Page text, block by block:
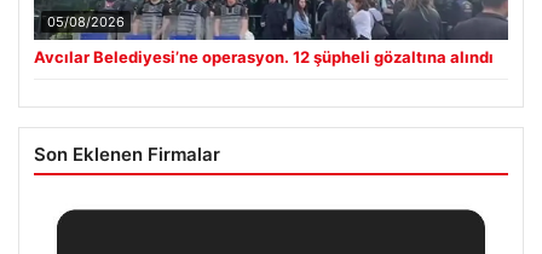
05/08/2026
Avcılar Belediyesi’ne operasyon. 12 şüpheli gözaltına alındı
Son Eklenen Firmalar